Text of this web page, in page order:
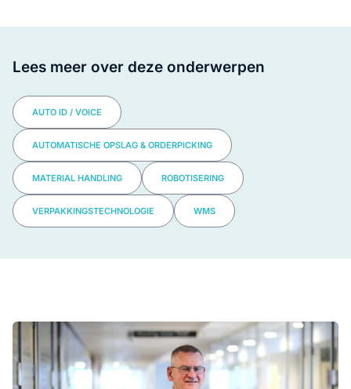
Lees meer over deze onderwerpen
AUTO ID / VOICE
AUTOMATISCHE OPSLAG & ORDERPICKING
MATERIAL HANDLING ROBOTISERING
VERPAKKINGSTECHNOLOGIE WMS